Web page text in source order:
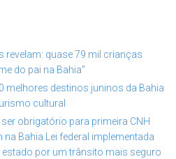
revelam: quase 79 mil crianças
do pai na Bahia”
melhores destinos juninos da Bahia
cultural
obrigatório para primeira CNH
Bahia Lei federal implementada
por um trânsito mais seguro